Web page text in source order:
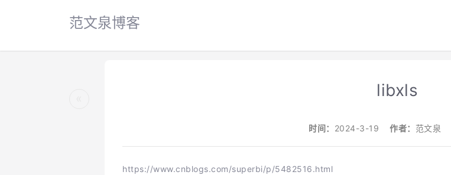
范文泉博客
libxls
时间： 2024-3-19作者： 范文泉
https://www.cnblogs.com/superbi/p/5482516.html